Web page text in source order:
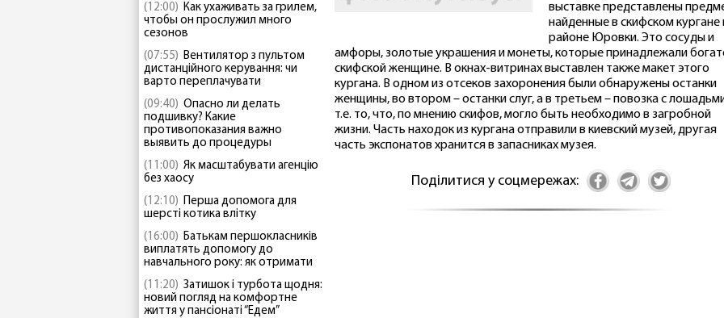
(12:00) Как ухаживать за грилем,
чтобы он прослужил много
сезонов
(07:55) Вентилятор з пультом
дистанційного керування: чи
варто переплачувати
(09:40) Опасно ли делать
подшивку? Какие
противопоказания важно
выявить до процедуры
(11:00) Як масштабувати агенцію
без хаосу
(12:10) Перша допомога для
шерсті котика влітку
(16:00) Батькам першокласників
виплатять допомогу до
навчального року: як отримати
(11:20) Затишок і турбота щодня:
новий погляд на комфортне
життя у пансіонаті “Едем”
выставке представлены
найденные в скифском кургане
районе Юровки. Это сосуды и
амфоры, золотые украшения и монеты, которые принадлежали
скифской женщине. В окнах-витринах выставлен также макет этого
кургана. В одном из отсеков захоронения были обнаружены останки
женщины, во втором – останки слуг, а в третьем – повозка с
т.е. то, что, по мнению скифов, могло быть необходимо в загробной
жизни. Часть находок из кургана отправили в киевский музей, другая
часть экспонатов хранится в запасниках музея.
Поділитися у соцмережах: